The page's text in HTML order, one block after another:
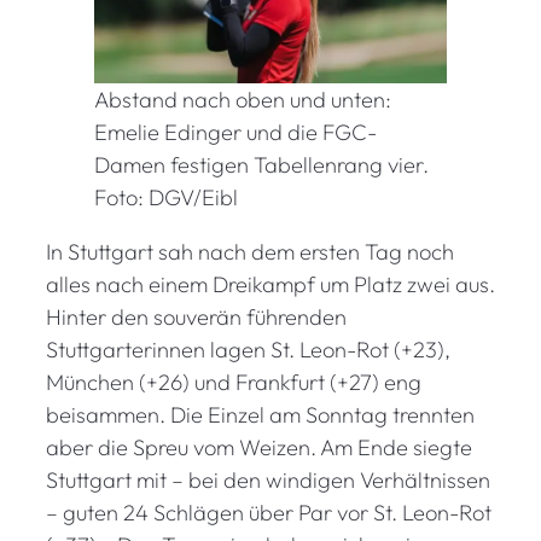
Abstand nach oben und unten:
Emelie Edinger und die FGC-
Damen festigen Tabellenrang vier.
Foto: DGV/Eibl
In Stuttgart sah nach dem ersten Tag noch
alles nach einem Dreikampf um Platz zwei aus.
Hinter den souverän führenden
Stuttgarterinnen lagen St. Leon-Rot (+23),
München (+26) und Frankfurt (+27) eng
beisammen. Die Einzel am Sonntag trennten
aber die Spreu vom Weizen. Am Ende siegte
Stuttgart mit – bei den windigen Verhältnissen
– guten 24 Schlägen über Par vor St. Leon-Rot